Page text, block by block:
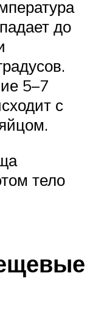
до
5–7
с
тело